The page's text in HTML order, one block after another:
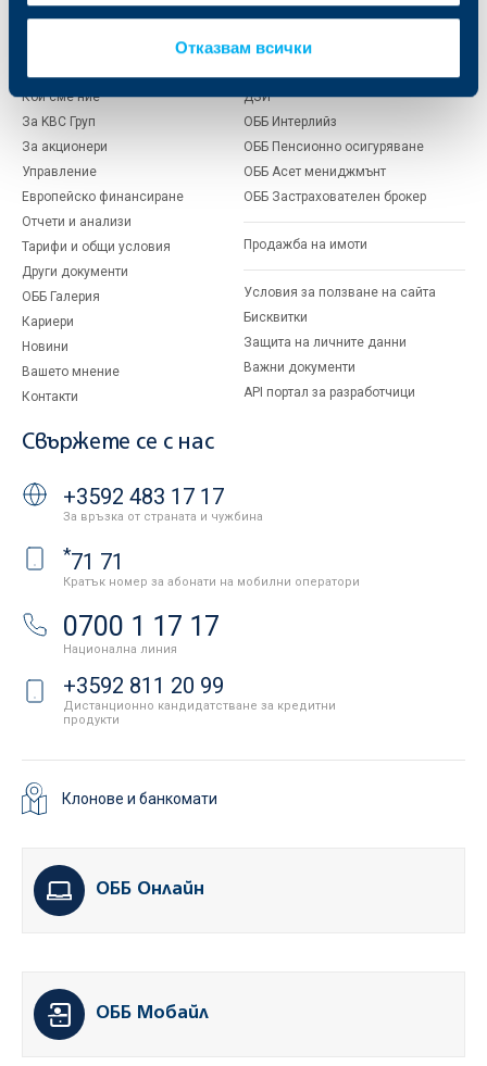
Отказвам всички
Кои сме ние
За KBC Груп
За акционери
Управление
Европейско финансиране
Отчети и анализи
Тарифи и общи условия
Други документи
ОББ Галерия
Кариери
Новини
Вашето мнение
Контакти
Групата на KBC
ДЗИ
ОББ Интерлийз
ОББ Пенсионно осигуряване
ОББ Асет мениджмънт
ОББ Застрахователен брокер
Продажба на имоти
Условия за ползване на сайта
Бисквитки
Защита на личните данни
Важни документи
API портал за разработчици
Свържете се с нас
+3592 483 17 17
За връзка от страната и чужбина
*71 71
Кратък номер за абонати на мобилни оператори
0700 1 17 17
Национална линия
+3592 811 20 99
Дистанционно кандидатстване за кредитни
продукти
Клонове и банкомати
ОББ Онлайн
ОББ Мобайл